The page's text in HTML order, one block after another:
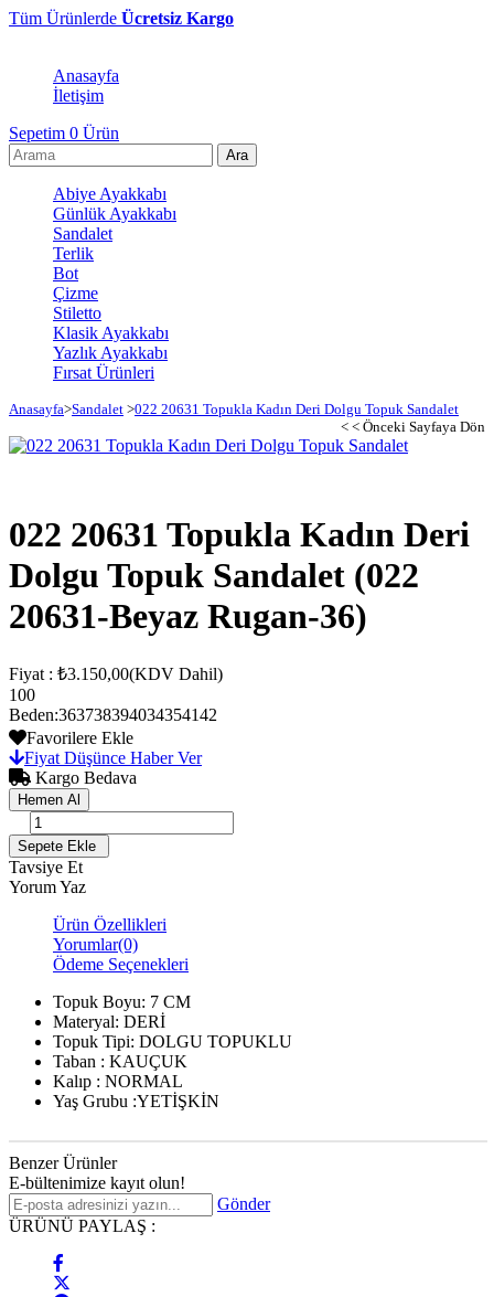
Tüm Ürünlerde Ücretsiz Kargo
Anasayfa
İletişim
Sepetim 0 Ürün
Abiye Ayakkabı
Günlük Ayakkabı
Sandalet
Terlik
Bot
Çizme
Stiletto
Klasik Ayakkabı
Yazlık Ayakkabı
Fırsat Ürünleri
Anasayfa>Sandalet >022 20631 Topukla Kadın Deri Dolgu Topuk Sandalet
< < Önceki Sayfaya Dön
022 20631 Topukla Kadın Deri
Dolgu Topuk Sandalet (022
20631-Beyaz Rugan-36)
Fiyat : ₺3.150,00(KDV Dahil)
100
Beden:363738394034354142
Favorilere Ekle
Fiyat Düşünce Haber Ver
Kargo Bedava
Tavsiye Et
Yorum Yaz
Ürün Özellikleri
Yorumlar(0)
Ödeme Seçenekleri
Topuk Boyu: 7 CM
Materyal: DERİ
Topuk Tipi: DOLGU TOPUKLU
Taban : KAUÇUK
Kalıp : NORMAL
Yaş Grubu :YETİŞKİN
Benzer Ürünler
E-bültenimize kayıt olun!
Gönder
ÜRÜNÜ PAYLAŞ :